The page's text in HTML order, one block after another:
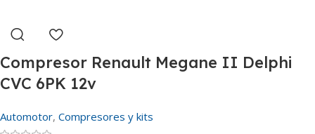
Compresor Renault Megane II Delphi
CVC 6PK 12v
Automotor, Compresores y kits